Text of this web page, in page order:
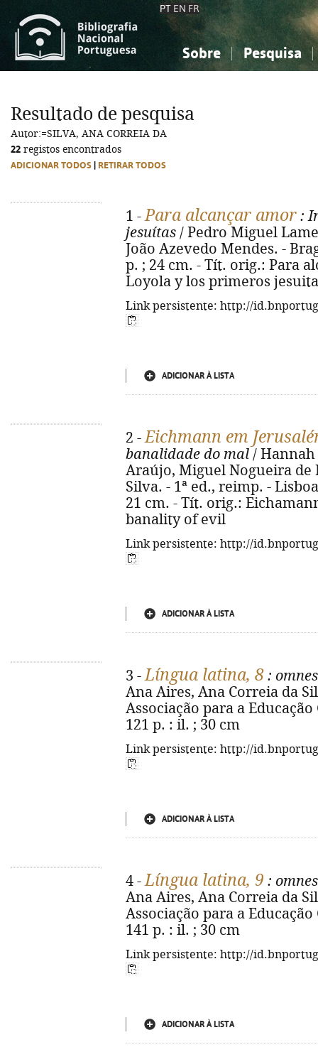
PT EN FR
Sobre Pesquisa
Ciências sociais...
Ciências sociais...
Resultado de pesquisa
Autor:=SILVA, ANA CORREIA DA
22 registos encontrados
ADICIONAR TODOS RETIRAR TODOS
1 -Para alcançar amor :
jesuítas / Pedro Miguel
João Azevedo Mendes. -
p. ; 24 cm. - Tít. orig.: Para
Loyola y los primeros
Link persistente: http://
ADICIONAR À LISTA
2 -Eichmann em
banalidade do mal /
Araújo, Miguel Nogueira de
Silva. - 1ª ed., reimp. -
21 cm. - Tít. orig.:
banality of evil
Link persistente: http://
ADICIONAR À LISTA
3 -Língua latina, 8 :
Ana Aires, Ana Correia da
Associação para a
121 p. : il. ; 30 cm
Link persistente: http://
ADICIONAR À LISTA
4 -Língua latina, 9 :
Ana Aires, Ana Correia da
Associação para a
141 p. : il. ; 30 cm
Link persistente: http://
ADICIONAR À LISTA